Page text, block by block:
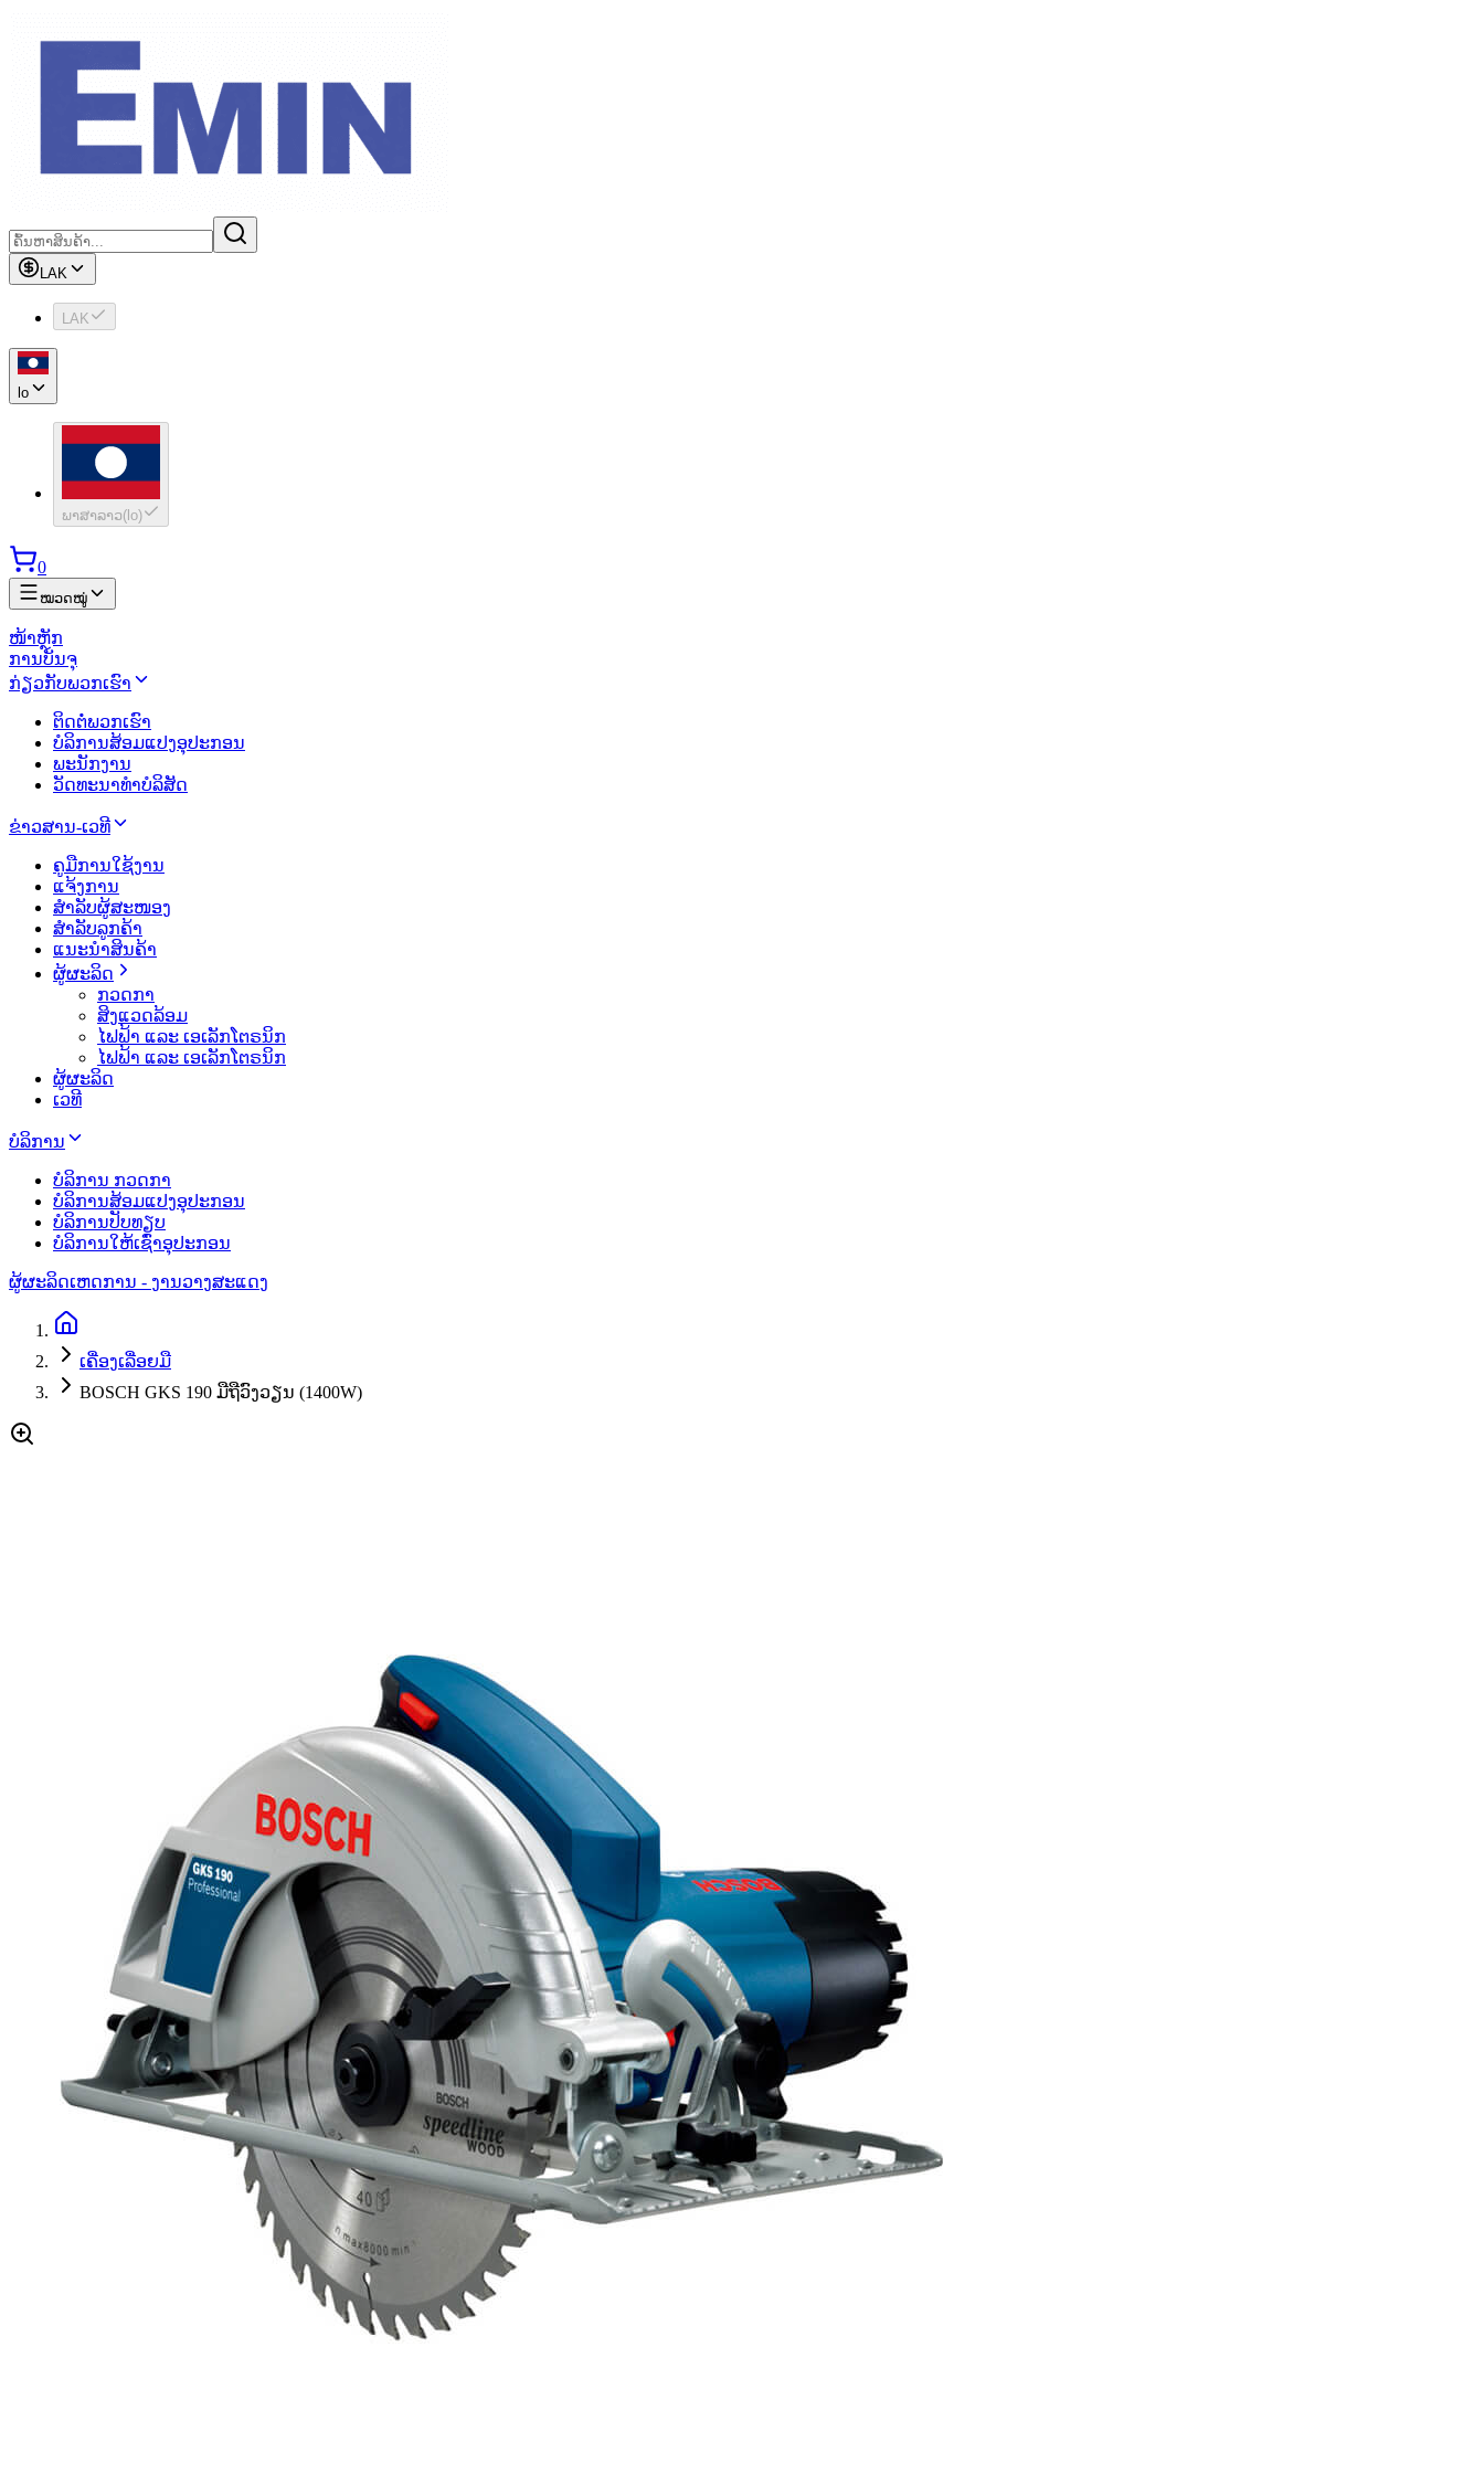
LAK
LAK
lo
ພາສາລາວ( lo)
0
ໝວດໝູ່
ໜ້າຫຼັກ
ການບັນຈຸ
ກ່ຽວກັບພວກເຮົາ
ຕິດຕໍ່ພວກເຮົາ
ບໍລິການສ້ອມແປງອຸປະກອນ
ພະນັກງານ
ວັດທະນາທຳບໍລິສັດ
ຂ່າວສານ-ເວທີ
ຄູມືການໃຊ້ງານ
ແຈ້ງການ
ສຳລັບຜູ້ສະໜອງ
ສຳລັບລູກຄ້າ
ແນະນຳສິນຄ້າ
ຜູ້ຜະລິດ
ກວດກາ
ສິງແວດລ້ອມ
ໄຟຟ້າ ແລະ ເອເລັກໂຕຣນິກ
ໄຟຟ້າ ແລະ ເອເລັກໂຕຣນິກ
ຜູ້ຜະລິດ
ເວທີ
ບໍລິການ
ບໍລິການ ກວດກາ
ບໍລິການສ້ອມແປງອຸປະກອນ
ບໍລິການປັບທຽບ
ບໍລິການໃຫ້ເຊົ່າອຸປະກອນ
ຜູ້ຜະລິດເຫດການ - ງານວາງສະແດງ
ເຄື່ອງເລື່ອຍມື
BOSCH GKS 190 ມືຖືວົງວຽນ (1400W)